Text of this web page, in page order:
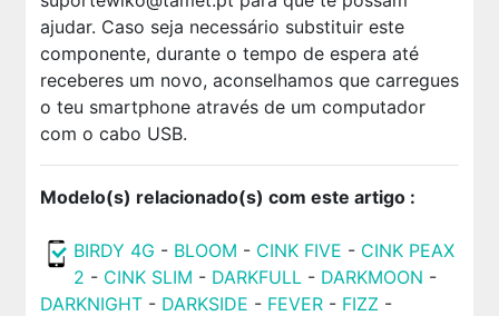
ajudar. Caso seja necessário substituir este
componente, durante o tempo de espera até
receberes um novo, aconselhamos que carregues
o teu smartphone através de um computador
com o cabo USB.
Modelo(s) relacionado(s) com este artigo :
BIRDY 4G - BLOOM - CINK FIVE - CINK PEAX
2 - CINK SLIM - DARKFULL- DARKMOON -
DARKNIGHT- DARKSIDE - FEVER - FIZZ -